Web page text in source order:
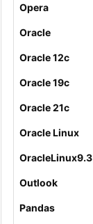
Opera
Oracle
Oracle 12c
Oracle 19c
Oracle 21c
Oracle Linux
OracleLinux9.3
Outlook
Pandas